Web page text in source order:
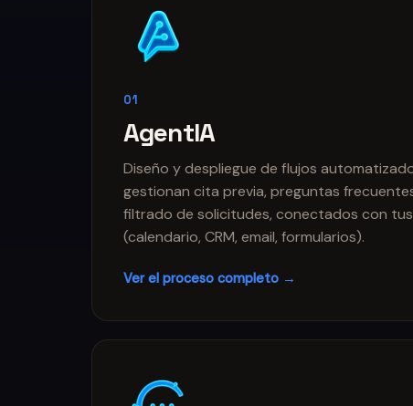
01
AgentIA
Diseño y despliegue de flujos
gestionan cita previa, preguntas
filtrado de solicitudes, conectados con
(calendario, CRM, email, formularios).
Ver el proceso completo →